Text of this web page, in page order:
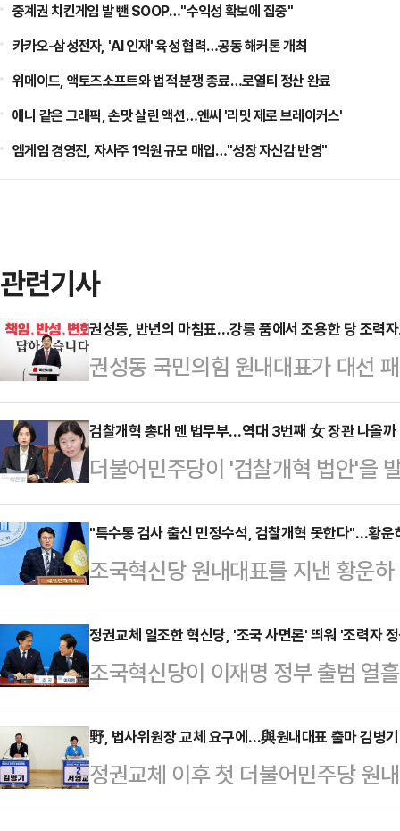
중계권 치킨게임 발 뺀 SOOP…"수익성 확보에 집중"
카카오-삼성전자, 'AI 인재' 육성 협력…공동 해커톤 개최
위메이드, 액토즈소프트와 법적 분쟁 종료…로열티 정산 완료
애니 같은 그래픽, 손맛 살린 액션…엔씨 '리밋 제로 브레이커스'
엠게임 경영진, 자사주 1억원 규모 매입…"성장 자신감 반영"
관련기사
권성동, 반년의 마침표…강릉 품에서 조용한 당 조력
권성동 국민의힘 원내대표가 대선
침표를 찍었다. 지난해 12월 12일 '
에서 원내사령탑을 맡았던 권 원내
스스로는 당의 조용한 조력자를 자
지역구 강릉으로 향한다.권성동 원
자회견을 열어 "우리는 윤석열 정
패배를 반면교사로 삼아 성찰과 혁
을 두고 "…
검찰개혁 총대 멘 법무부…역대 3번째 女 장관 나올까
더불어민주당이 '검찰개혁 법안'을
밟을 것이란 전망이 나온다. 당내
의 목소리도 나와 속도전도 예상된
라이브를 걸며 이를 진두지휘할 신
가운데 여권 지지자를 중심으로 여
다.12일 정치권과 법조계에 따르면
의원과 임은정 대전지방검찰청 부
더불어민주당 의원, 박균택…
"특수통 검사 출신 민정수석, 검찰개혁 못한다"…황운
조국혁신당 원내대표를 지낸 황운
으로 유력하게 거론되는 것으로 알
반대하는 입장을 공개적으로 밝혔
통' 출신이라 결코 검찰개혁을 할
반복된다는 주장이다.황운하 혁신
민정수석으로 오광수 변호사가 내
에 재직한 전형적인 특수통 검사"
혀있는 특수통 계보다. 특수…
정권교체 일조한 혁신당, '조국 사면론' 띄워 '조력자
조국혁신당이 이재명 정부 출범 열
나섰다. 혁신당은 6·3 대선 기간 중
지 않았고, 민주당 선대위에 합류해
정치권에서는 민주당이 대선 기간
점이 도래했다는 해석이 나온다. 다
野, 법사위원장 교체 요구에…與원내대표 출마 김병
정권교체 이후 첫 더불어민주당 원
원(기호순)이 민주당이 맡고 있는